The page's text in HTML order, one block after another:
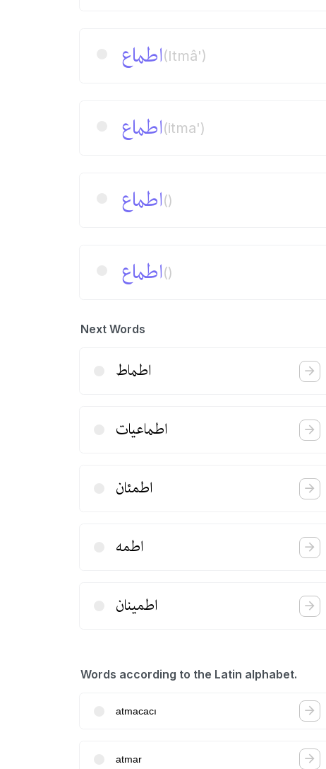
اطماع(Itmâ')
اطماع(itma')
اطماع()
اطماع()
Next Words
اطماط
اطماعیات
اطمئان
اطمه
اطمینان
Words according to the Latin alphabet.
atmacacı
atmar